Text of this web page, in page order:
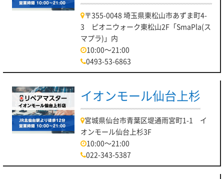
〒355-0048 埼玉県東松山市あずま町4-
3 ピオニウォーク東松山2F「SmaPla(ス
マプラ)」内
10:00～21:00
0493-53-6863
イオンモール仙台上杉
宮城県仙台市青葉区堤通雨宮町1-1 イ
オンモール仙台上杉3F
10:00～21:00
022-343-5387